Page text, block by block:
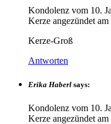
Kondolenz vom 10.
Kerze angezündet am
Kerze-Groß
Antworten
Erika Haberl says:
Kondolenz vom 10.
Kerze angezündet am